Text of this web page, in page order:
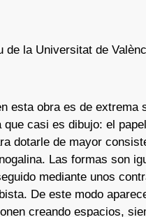
de la Universitat de
esta obra es de extrema
casi es dibujo: el
dotarle de mayor
Las formas son
mediante unos
De este modo
creando espacios,